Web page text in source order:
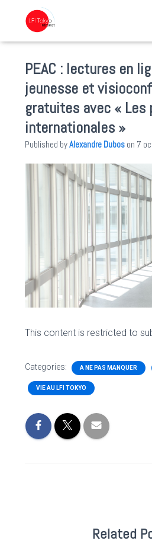
PEAC : lectures en
jeunesse et
gratuites avec « Les
internationales »
Published byAlexandre Dubos on 7
This content is restricted to
Categories: A NE PAS MANQUER
VIE AU LFI TOKYO
Related